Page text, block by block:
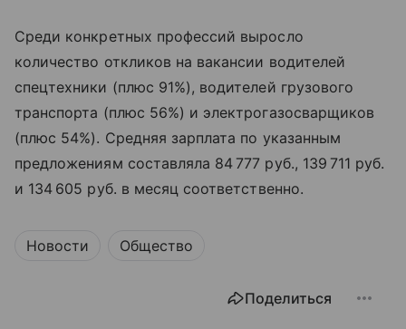
Среди конкретных профессий выросло
количество откликов на вакансии водителей
спецтехники (плюс 91%), водителей грузового
транспорта (плюс 56%) и электрогазосварщиков
(плюс 54%). Средняя зарплата по указанным
предложениям составляла 84 777 руб., 139 711 руб.
и 134 605 руб. в месяц соответственно.
Новости Общество
Поделиться